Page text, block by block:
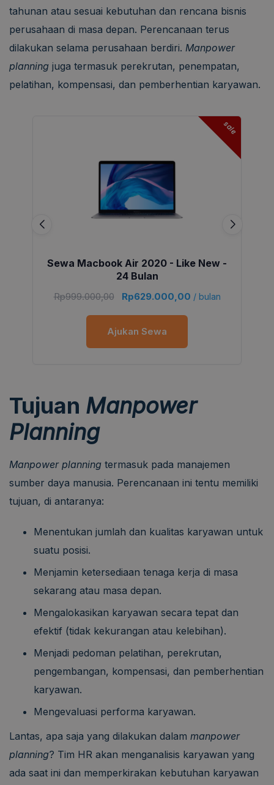
tahunan atau sesuai kebutuhan dan rencana bisnis
perusahaan di masa depan. Perencanaan terus
dilakukan selama perusahaan berdiri. Manpower
planning juga termasuk perekrutan, penempatan,
pelatihan, kompensasi, dan pemberhentian karyawan.
sale
Sewa Macbook Air 2020 - Like New -
24 Bulan
Rp999.000,00 Rp629.000,00 / bulan
Ajukan Sewa
Tujuan Manpower
Planning
Manpower planning termasuk pada manajemen
sumber daya manusia. Perencanaan ini tentu memiliki
tujuan, di antaranya:
Menentukan jumlah dan kualitas karyawan untuk
suatu posisi.
Menjamin ketersediaan tenaga kerja di masa
sekarang atau masa depan.
Mengalokasikan karyawan secara tepat dan
efektif (tidak kekurangan atau kelebihan).
Menjadi pedoman pelatihan, perekrutan,
pengembangan, kompensasi, dan pemberhentian
karyawan.
Mengevaluasi performa karyawan.
Lantas, apa saja yang dilakukan dalam manpower
planning? Tim HR akan menganalisis karyawan yang
ada saat ini dan memperkirakan kebutuhan karyawan